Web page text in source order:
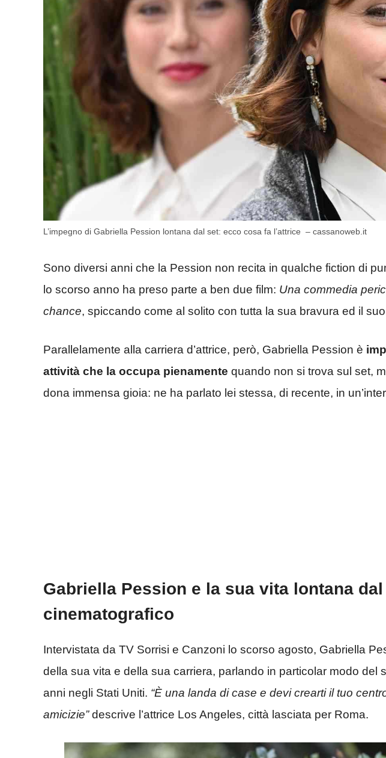
L’impegno di Gabriella Pession lontana dal set: ecco cosa fa l’attrice – cassanoweb.it
Sono diversi anni che la Pession non recita in qualche fiction di
lo scorso anno ha preso parte a ben due film: Una commedia
chance, spiccando come al solito con tutta la sua bravura ed il
Parallelamente alla carriera d’attrice, però, Gabriella Pession è
attività che la occupa pienamente quando non si trova sul set,
dona immensa gioia: ne ha parlato lei stessa, di recente, in
Gabriella Pession e la sua vita lontana
cinematografico
Intervistata da TV Sorrisi e Canzoni lo scorso agosto, Gabriella
della sua vita e della sua carriera, parlando in particolar modo del
anni negli Stati Uniti. “È una landa di case e devi crearti il tuo
amicizie”descrive l’attrice Los Angeles, città lasciata per Roma.